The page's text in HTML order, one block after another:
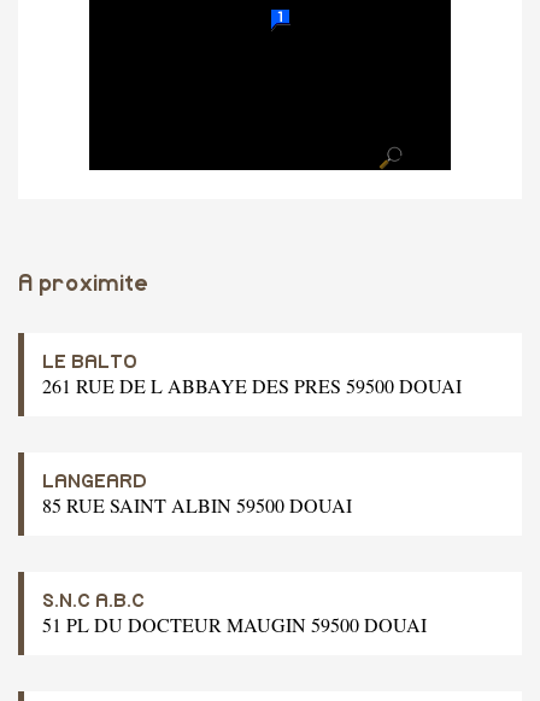
A proximite
LE BALTO
261 RUE DE L ABBAYE DES PRES 59500 DOUAI
LANGEARD
85 RUE SAINT ALBIN 59500 DOUAI
S.N.C A.B.C
51 PL DU DOCTEUR MAUGIN 59500 DOUAI